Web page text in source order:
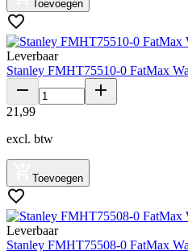
Toevoegen
Leverbaar
Stanley FMHT75510-0 FatMax
21 ,99
excl. btw
Toevoegen
Leverbaar
Stanley FMHT75508-0 FatMax